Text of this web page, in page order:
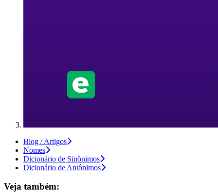
Blog / Artigos
Nomes
Dicionário de Sinônimos
Dicionário de Antônimos
Veja também: